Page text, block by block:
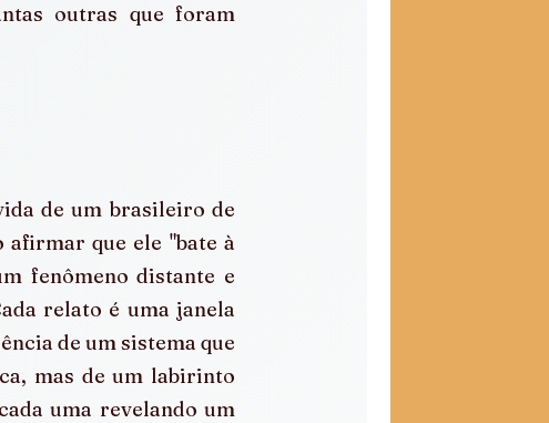
outras que foram
de um brasileiro de
que ele "bate à
fenômeno distante e
relato é uma janela
de um sistema que
mas de um labirinto
uma revelando um